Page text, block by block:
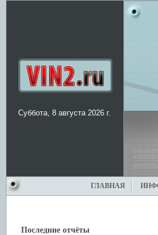
Суббота, 8 августа 2026 г.
ГЛАВНАЯ
Последние отчёты